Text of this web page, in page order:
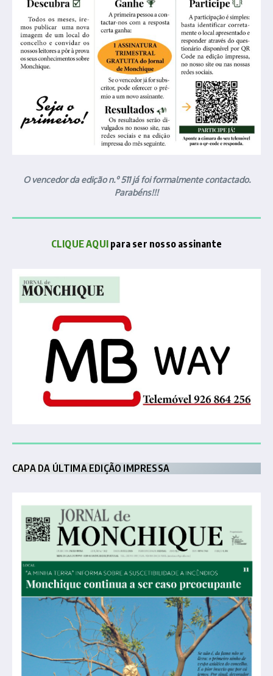
O vencedor da edição n.º 511 já foi formalmente contactado.
Parabéns!!!
CLIQUE AQUI para ser nosso assinante
CAPA DA ÚLTIMA EDIÇÃO IMPRESSA